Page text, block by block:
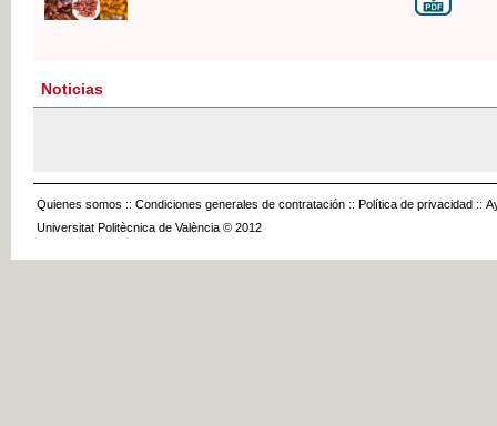
Noticias
Quienes somos :: Condiciones generales de contratación :: Política de privacidad ::
Universitat Politècnica de València © 2012